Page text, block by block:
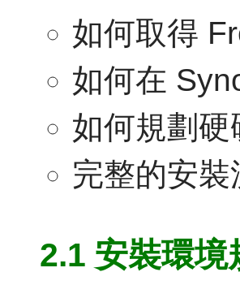
如何取得
如何在
如何規劃硬
完整的安裝
2.1 安裝環境